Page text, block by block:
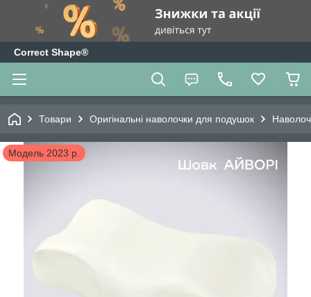
Correct Shape®
Товари Оригінальні наволочки для подушок
Модель 2023 р.